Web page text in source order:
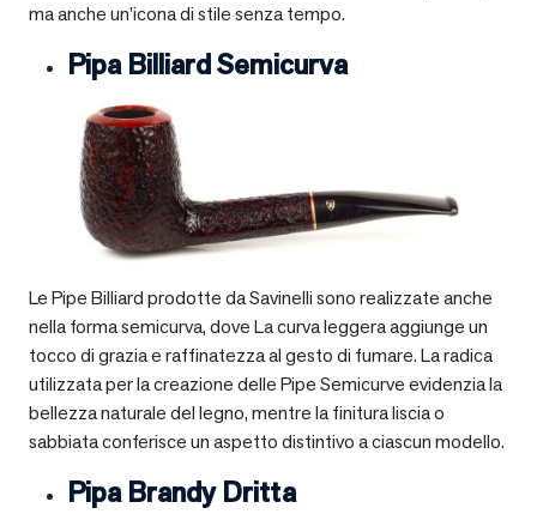
ma anche un’icona di stile senza tempo.
Pipa Billiard Semicurva
Le Pipe Billiard prodotte da Savinelli sono realizzate anche
nella forma semicurva, dove La curva leggera aggiunge un
tocco di grazia e raffinatezza al gesto di fumare. La radica
utilizzata per la creazione delle Pipe Semicurve evidenzia la
bellezza naturale del legno, mentre la finitura liscia o
sabbiata conferisce un aspetto distintivo a ciascun modello.
Pipa Brandy Dritta